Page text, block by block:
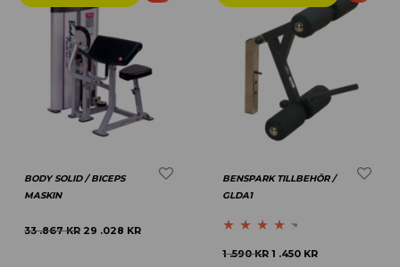
BODY SOLID / BICEPS
MASKIN
33 .867KR 29 .028 KR
BENSPARK TILLBEHÖR /
GLDA1
Betygsatt
1 .590KR 1 .450 KR